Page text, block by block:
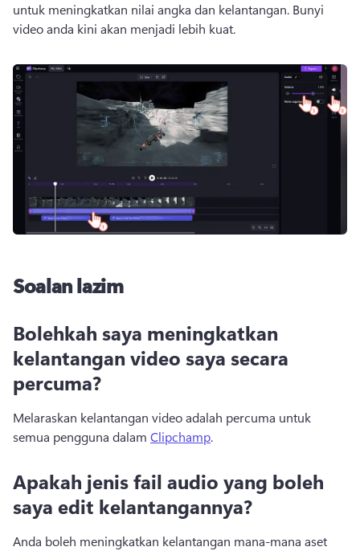
untuk meningkatkan nilai angka dan kelantangan. Bunyi
video anda kini akan menjadi lebih kuat.
Soalan lazim
Bolehkah saya meningkatkan
kelantangan video saya secara
percuma?
Melaraskan kelantangan video adalah percuma untuk
semua pengguna dalam Clipchamp.
Apakah jenis fail audio yang boleh
saya edit kelantangannya?
Anda boleh meningkatkan kelantangan mana-mana aset